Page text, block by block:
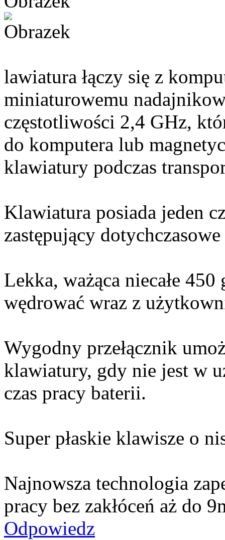
lawiatura łączy się z
miniaturowemu
częstotliwości 2,4 GHz,
do komputera lub
klawiatury podczas
Klawiatura posiada jeden
zastępujący
Lekka, ważąca niecałe
wędrować wraz z
Wygodny przełącznik
klawiatury, gdy nie jest w
czas pracy baterii.
Super płaskie klawisze o
Najnowsza technologia
pracy bez zakłóceń aż do
Odpowiedz